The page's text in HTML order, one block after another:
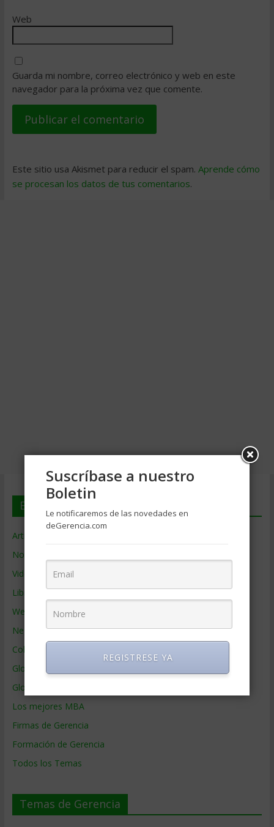
Web
Guarda mi nombre, correo electrónico y web en este
navegador para la próxima vez que comente.
Este sitio usa Akismet para reducir el spam. Aprende cómo
se procesan los datos de tus comentarios.
En deGerencia.com
Artículos de Gerencia
Noticias de Gerencia
Videos de Gerencia
Libros de Gerencia
Webs de Gerencia
Negocios por País
Colaboradores de Gerencia
Glosario
Glosario Inglés – Español
Los mejores MBA
Firmas de Gerencia
Formación de Gerencia
Todos los Temas
Temas de Gerencia
Suscríbase a nuestro
Boletin
Le notificaremos de las novedades en
deGerencia.com
REGISTRESE YA